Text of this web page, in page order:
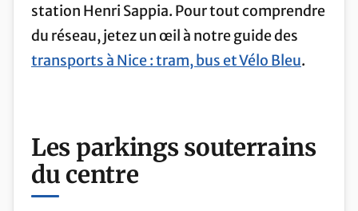
station Henri Sappia. Pour tout comprendre
du réseau, jetez un œil à notre guide des
transports à Nice : tram, bus et Vélo Bleu.
Les parkings souterrains
du centre